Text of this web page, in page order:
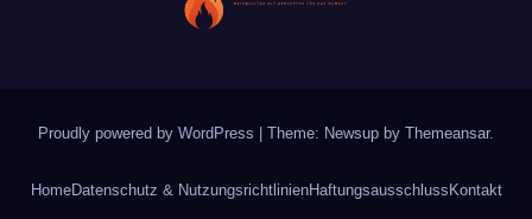
Proudly powered by WordPress | Theme: Newsup by Themeansar.
HomeDatenschutz & NutzungsrichtlinienHaftungsausschluss Kontakt